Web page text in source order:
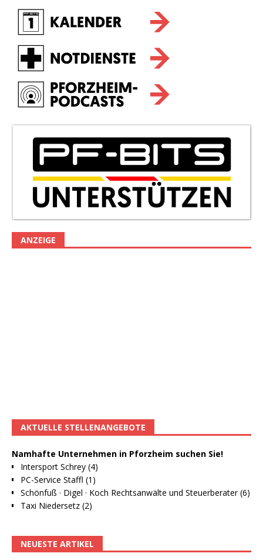
ANZEIGE
AKTUELLE STELLENANGEBOTE
Namhafte Unternehmen in Pforzheim suchen Sie!
Intersport Schrey (4)
PC-Service Staffl (1)
Schönfuß · Digel · Koch Rechtsanwälte und Steuerberater (6)
Taxi Niedersetz (2)
NEUESTE ARTIKEL